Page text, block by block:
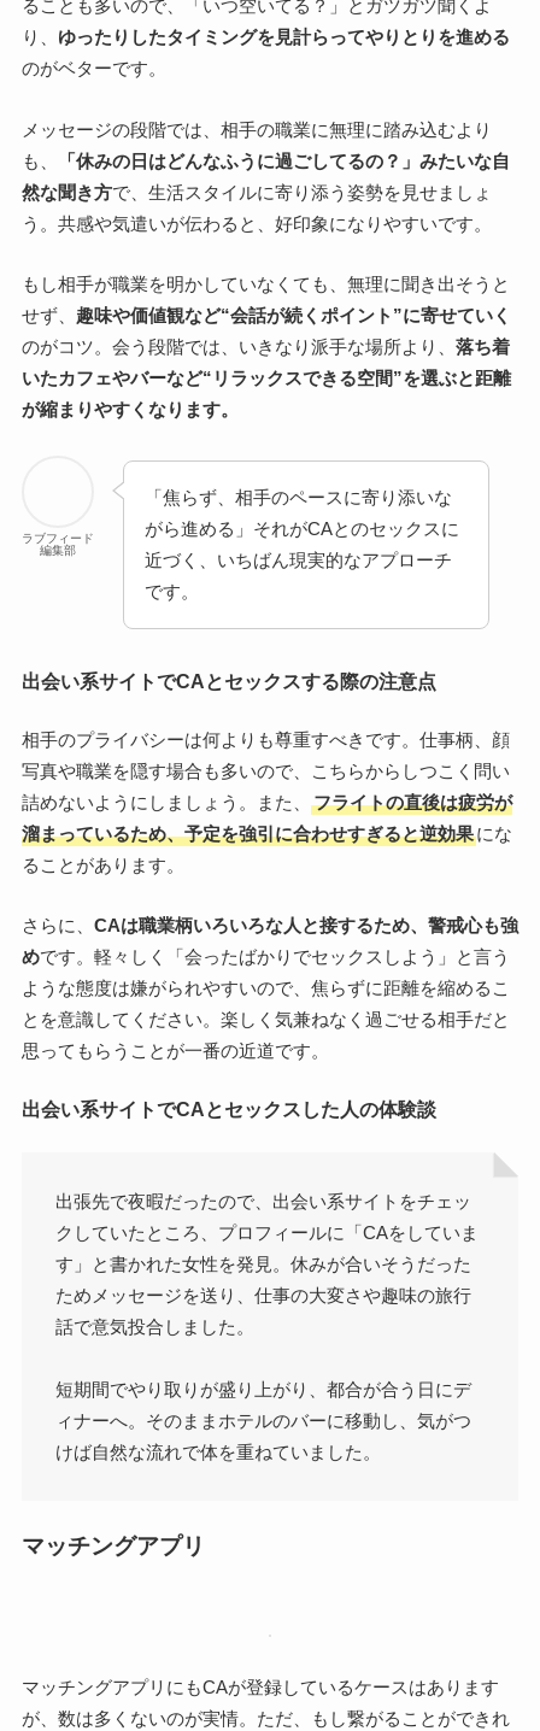
ることも多いので、「いつ空いてる？」とガツガツ聞くよ
り、 ゆったりしたタイミングを見計らってやりとりを進める
のがベターです。
メッセージの段階では、相手の職業に無理に踏み込むより
も、
「休みの日はどんなふうに過ごしてるの？」みたいな自
然な聞き方で、生活スタイルに寄り添う姿勢を見せましょ
う。共感や気遣いが伝わると、好印象になりやすいです。
もし相手が職業を明かしていなくても、無理に聞き出そうと
せず、 趣味や価値観など“会話が続くポイント”に寄せていく
のがコツ。会う段階では、いきなり派手な場所より、 落ち着
いたカフェやバーなど“リラックスできる空間”を選ぶと距離
が縮まりやすくなります。
ラブフィード
編集部
「焦らず、相手のペースに寄り添いな
がら進める」それがCAとのセックスに
近づく、いちばん現実的なアプローチ
です。
出会い系サイトでCAとセックスする際の注意点
相手のプライバシーは何よりも尊重すべきです。仕事柄、顔
写真や職業を隠す場合も多いので、こちらからしつこく問い
詰めないようにしましょう。また、
フライトの直後は疲労が
溜まっているため、予定を強引に合わせすぎると逆効果にな
ることがあります。
さらに、 CAは職業柄いろいろな人と接するため、警戒心も強
めです。軽々しく「会ったばかりでセックスしよう」と言う
ような態度は嫌がられやすいので、焦らずに距離を縮めるこ
とを意識してください。楽しく気兼ねなく過ごせる相手だと
思ってもらうことが一番の近道です。
出会い系サイトでCAとセックスした人の体験談
出張先で夜暇だったので、出会い系サイトをチェッ
クしていたところ、プロフィールに「CAをしていま
す」と書かれた女性を発見。休みが合いそうだった
ためメッセージを送り、仕事の大変さや趣味の旅行
話で意気投合しました。
短期間でやり取りが盛り上がり、都合が合う日にデ
ィナーへ。そのままホテルのバーに移動し、気がつ
けば自然な流れで体を重ねていました。
マッチングアプリ
マッチングアプリにもCAが登録しているケースはあります
が、数は多くないのが実情。ただ、もし繋がることができれ